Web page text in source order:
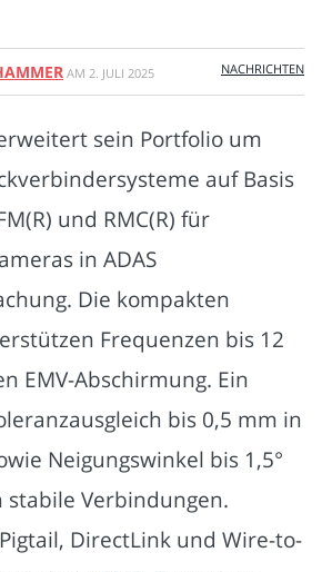
AM 2. JULI 2025 NACHRICHTEN
sein Portfolio um
auf Basis
und RMC(R) für
in ADAS
Die kompakten
Frequenzen bis 12
EMV-Abschirmung. Ein
bis 0,5 mm in
Neigungswinkel bis 1,5°
stabile Verbindungen.
DirectLink und Wire-to-